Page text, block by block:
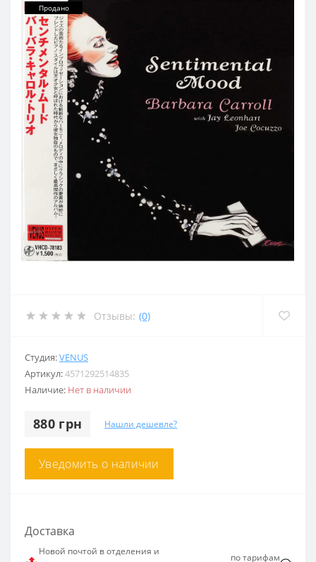
Продано
Отзывы: (0)
Студия:VENUS
Артикул:4571292514835
Наличие: Нет в наличии
880 грн Нашли дешевле?
Уведомить о наличии
Доставка
Новой почтой в отделения и
по тарифам